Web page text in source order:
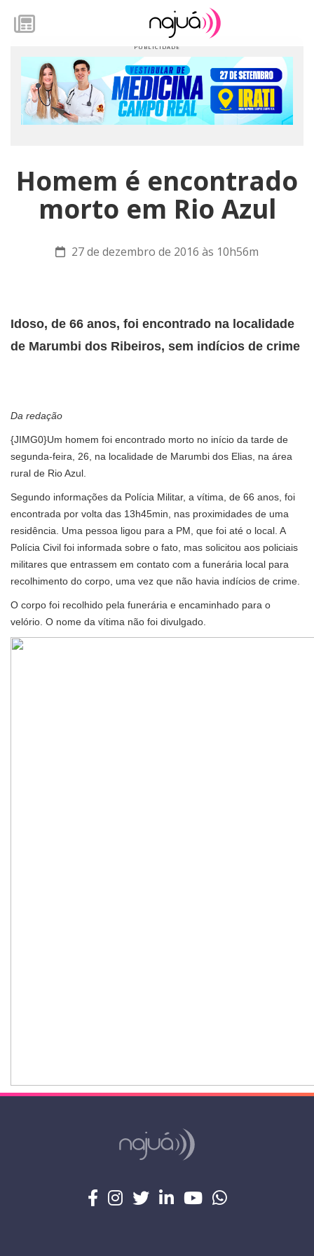
Homem é encontrado
morto em Rio Azul
27 de dezembro de 2016 às 10h56m
Idoso, de 66 anos, foi encontrado na localidade
de Marumbi dos Ribeiros, sem indícios de crime
Da redação
{JIMG0}Um homem foi encontrado morto no início da tarde de
segunda-feira, 26, na localidade de Marumbi dos Elias, na área
rural de Rio Azul.
Segundo informações da Polícia Militar, a vítima, de 66 anos, foi
encontrada por volta das 13h45min, nas proximidades de uma
residência. Uma pessoa ligou para a PM, que foi até o local. A
Polícia Civil foi informada sobre o fato, mas solicitou aos policiais
militares que entrassem em contato com a funerária local para
recolhimento do corpo, uma vez que não havia indícios de crime.
O corpo foi recolhido pela funerária e encaminhado para o
velório. O nome da vítima não foi divulgado.